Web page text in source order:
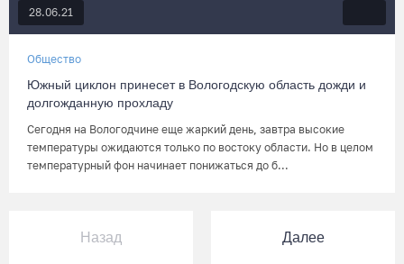
28.06.21
Общество
Южный циклон принесет в Вологодскую область дожди и
долгожданную прохладу
Сегодня на Вологодчине еще жаркий день, завтра высокие
температуры ожидаются только по востоку области. Но в целом
температурный фон начинает понижаться до б...
Назад Далее